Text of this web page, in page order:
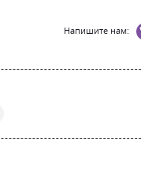
Напишите нам: